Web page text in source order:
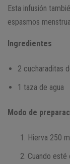
Esta infusión
espasmos
Ingredientes
2 cucharaditas
1 taza de agua
Modo de
Hierva 250
Cuando